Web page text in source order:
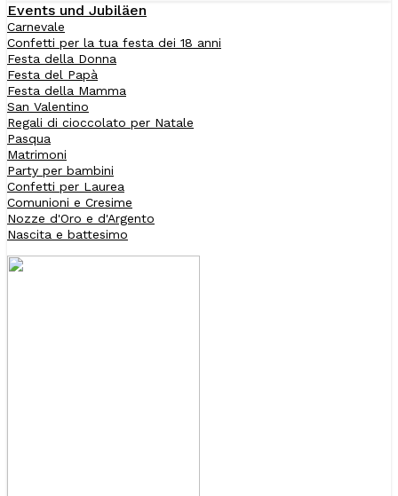
Events und Jubiläen
Carnevale
Confetti per la tua festa dei 18 anni
Festa della Donna
Festa del Papà
Festa della Mamma
San Valentino
Regali di cioccolato per Natale
Pasqua
Matrimoni
Party per bambini
Confetti per Laurea
Comunioni e Cresime
Nozze d'Oro e d'Argento
Nascita e battesimo